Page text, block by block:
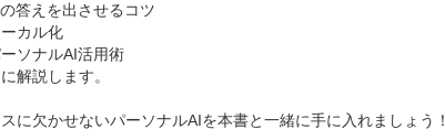
答えを出させるコツ
カル化
ソナルAI活用術
解説します。
に欠かせないパーソナルAIを本書と一緒に手に入れましょう！